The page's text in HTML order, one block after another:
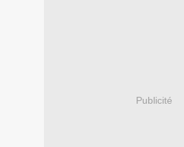
Publicité